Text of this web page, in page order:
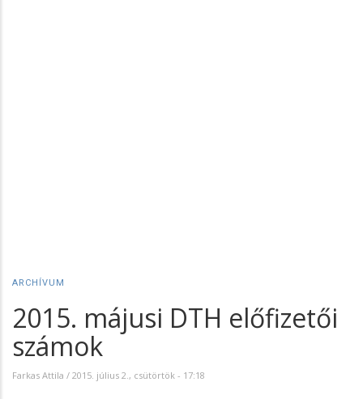
ARCHÍVUM
2015. májusi DTH előfizetői
számok
Farkas Attila / 2015. július 2., csütörtök - 17:18